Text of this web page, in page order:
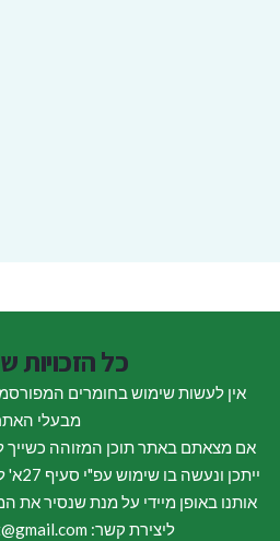
כל הזכויות
אין לעשות שימוש בחומרים
מבעלי
אם מצאתם באתר תוכן המזוהה כשייך
אותנו באופן מיידי על מנת שנסיר את
ליצירת קשר: Avihai.Zoomat@gmail.com